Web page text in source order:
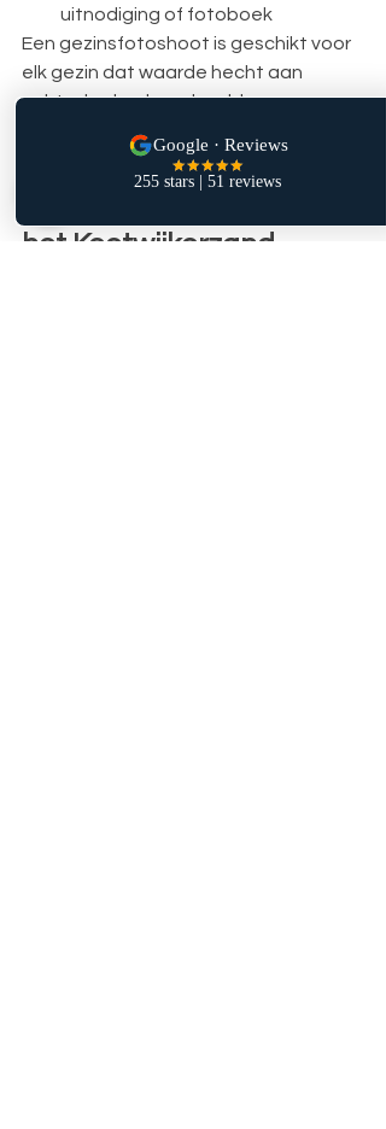
uitnodiging of fotoboek
Een gezinsfotoshoot is geschikt voor
elk gezin dat waarde hecht aan
echte, herkenbare beelden.
Boek jouw fotoshoot in
het Kootwijkerzand